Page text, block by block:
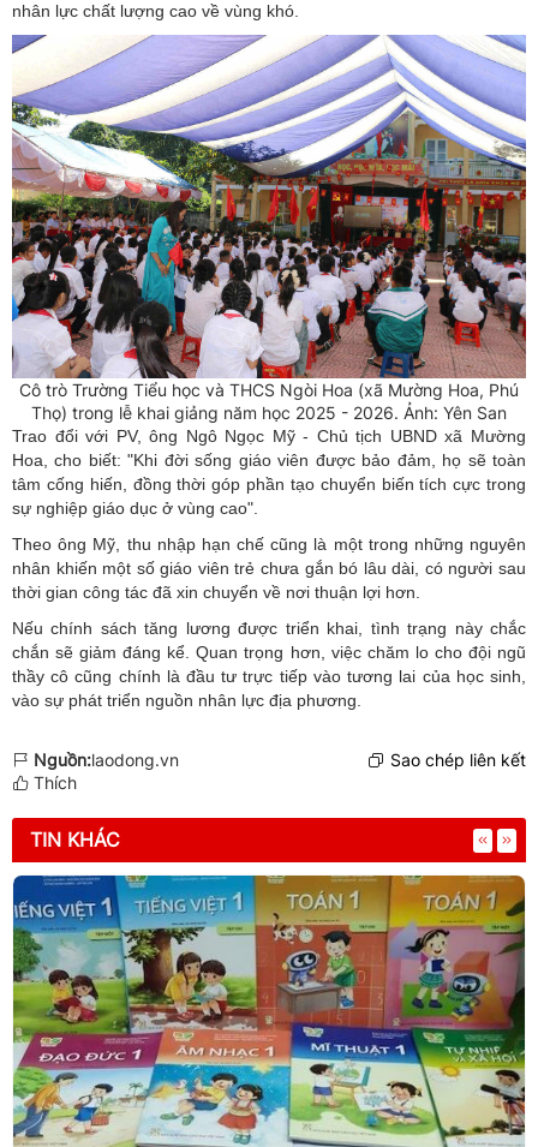
nhân lực chất lượng cao về vùng khó.
Cô trò Trường Tiểu học và THCS Ngòi Hoa (xã Mường Hoa, Phú
Thọ) trong lễ khai giảng năm học 2025 - 2026. Ảnh: Yên San
Trao đổi với PV, ông Ngô Ngọc Mỹ - Chủ tịch UBND xã Mường
Hoa, cho biết: "Khi đời sống giáo viên được bảo đảm, họ sẽ toàn
tâm cống hiến, đồng thời góp phần tạo chuyển biến tích cực trong
sự nghiệp giáo dục ở vùng cao".
Theo ông Mỹ, thu nhập hạn chế cũng là một trong những nguyên
nhân khiến một số giáo viên trẻ chưa gắn bó lâu dài, có người sau
thời gian công tác đã xin chuyển về nơi thuận lợi hơn.
Nếu chính sách tăng lương được triển khai, tình trạng này chắc
chắn sẽ giảm đáng kể. Quan trọng hơn, việc chăm lo cho đội ngũ
thầy cô cũng chính là đầu tư trực tiếp vào tương lai của học sinh,
vào sự phát triển nguồn nhân lực địa phương.
Nguồn:laodong.vn
Sao chép liên kết
Thích
TIN KHÁC